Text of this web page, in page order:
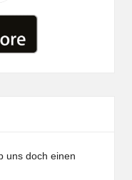
uns doch einen